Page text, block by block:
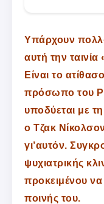
Υπάρχουν
αυτή την
Είναι το
πρόσωπο του
υποδύεται με
ο Τζακ
γι’αυτόν.
ψυχιατρικής
προκειμένου να
ποινής του.